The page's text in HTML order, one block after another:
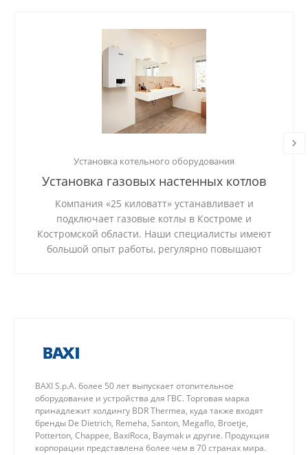
Установка котельного оборудования
Установка газовых настенных котлов
Компания «25 киловатт» устанавливает и
подключает газовые котлы в Костроме и
Костромской области. Наши специалисты имеют
большой опыт работы, регулярно повышают
BAXI S.p.A. более 50 лет выпускает отопительное
оборудование и устройства для ГВС. Торговая марка
принадлежит холдингу BDR Thermea, куда также входят
бренды De Dietrich, Remeha, Santon, Megaflo, Broetje,
Potterton, Chappee, BaxiRoca, Baymak и другие. Продукция
корпорации представлена более чем в 70 странах мира.